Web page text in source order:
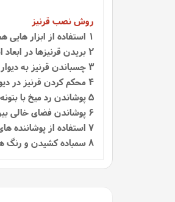
روش نصب قرنیز
1 استفاده از ابزار هایی
2 بریدن قرنیزها در ابعاد اندازه گیری شده با استفاده از اره
3 چسباندن قرنیز به دیوار از گوشه ها
4 محکم کردن قرنیز در دیوار با استفاده از میخ
5 پوشاندن رد میخ با بتونه
6 پوشاندن فضای خالی بین کفپوش و قرنیز با استفاده از اسکوتی
7 استفاده از پوشاننده‌ های اکلیریکی در صورت عدم تقارن در دیوارها
8 سمباده کشیدن و رنگ های بخش های مورد نیاز